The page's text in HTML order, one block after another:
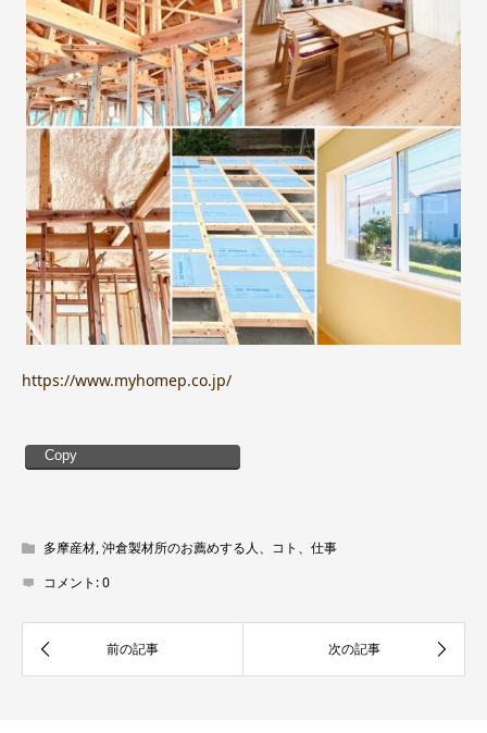
https://www.myhomep.co.jp/
Copy
多摩産材,沖倉製材所のお薦めする人、コト、仕事
コメント:0